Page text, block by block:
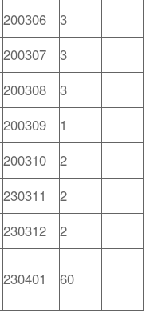
200306
3
200307
3
200308
3
200309
1
200310
2
230311
2
230312
2
230401 60